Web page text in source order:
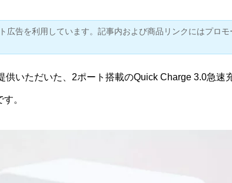
広告を利用しています。記事内および商品リンクにはプロ
供いただいた、2ポート搭載のQuick Charge 3.0急速
。